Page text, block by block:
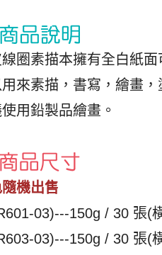
圈素描本擁有全白紙
來素描，書寫，繪畫，
用鉛製品繪畫。
機出售
03)---150g / 30 張(
03)---150g / 30 張(